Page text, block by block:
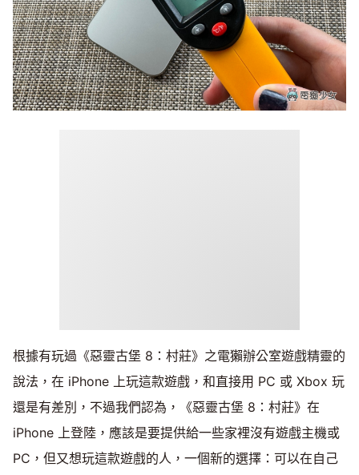
根據有玩過《惡靈古堡 8：村莊》之電獺辦公室遊戲精靈的
說法，在 iPhone 上玩這款遊戲，和直接用 PC 或 Xbox 玩
還是有差別，不過我們認為，《惡靈古堡 8：村莊》在
iPhone 上登陸，應該是要提供給一些家裡沒有遊戲主機或
PC，但又想玩這款遊戲的人，一個新的選擇：可以在自己